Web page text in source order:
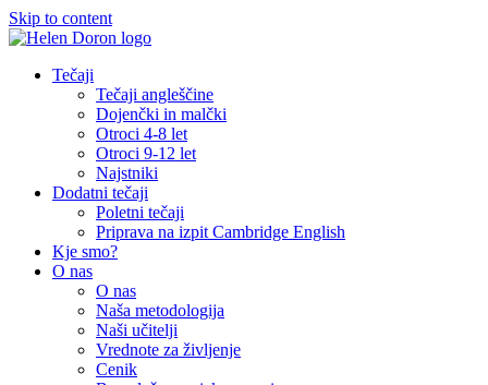
Skip to content
Tečaji
Tečaji angleščine
Dojenčki in malčki
Otroci 4-8 let
Otroci 9-12 let
Najstniki
Dodatni tečaji
Poletni tečaji
Priprava na izpit Cambridge English
Kje smo?
O nas
O nas
Naša metodologija​
Naši učitelji
Vrednote za življenje
Cenik